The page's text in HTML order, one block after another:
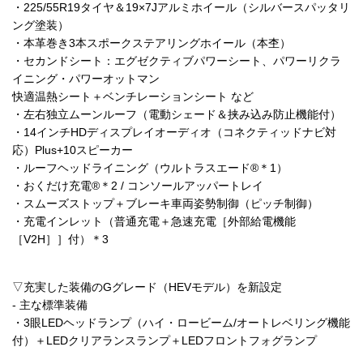
・225/55R19タイヤ＆19×7Jアルミホイール（シルバースパッタリ
ング塗装）
・本革巻き3本スポークステアリングホイール（本杢）
・セカンドシート：エグゼクティブパワーシート、パワーリクラ
イニング・パワーオットマン
快適温熱シート＋ベンチレーションシート など
・左右独立ムーンルーフ（電動シェード＆挟み込み防止機能付）
・14インチHDディスプレイオーディオ（コネクティッドナビ対
応）Plus+10スピーカー
・ルーフヘッドライニング（ウルトラスエード®＊1）
・おくだけ充電®＊2 / コンソールアッパートレイ
・スムーズストップ＋ブレーキ車両姿勢制御（ピッチ制御）
・充電インレット（普通充電＋急速充電［外部給電機能
［V2H］］付）＊3
▽充実した装備のGグレード（HEVモデル）を新設定
- 主な標準装備
・3眼LEDヘッドランプ（ハイ・ロービーム/オートレベリング機能
付）＋LEDクリアランスランプ＋LEDフロントフォグランプ